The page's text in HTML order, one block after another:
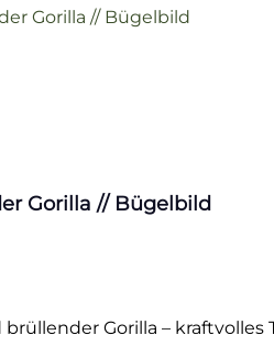
Gorilla // Bügelbild
Gorilla –